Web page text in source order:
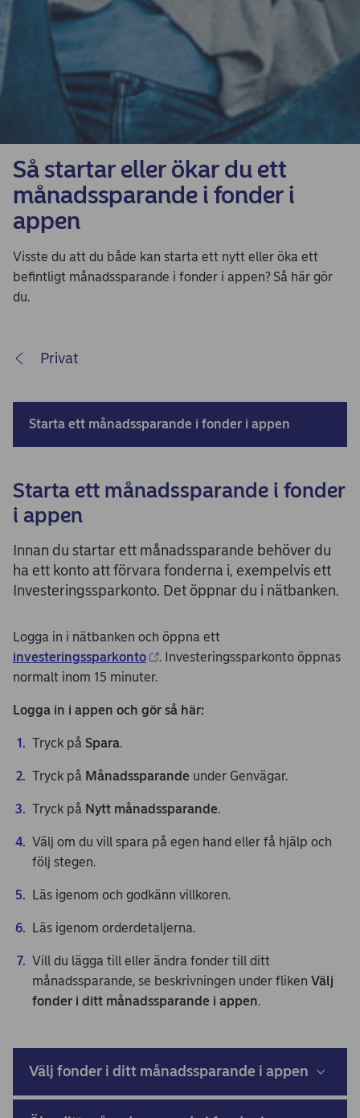
Så startar eller ökar du ett
månadssparande i fonder i
appen
Visste du att du både kan starta ett nytt eller öka ett
befintligt månadssparande i fonder i appen? Så här gör
du.
Privat
Starta ett månadssparande i fonder i appen
Starta ett månadssparande i fonder
i appen
Innan du startar ett månadssparande behöver du
ha ett konto att förvara fonderna i, exempelvis ett
Investeringssparkonto. Det öppnar du i nätbanken.
Logga in i nätbanken och öppna ett
investeringssparkonto
. Investeringssparkonto öppnas
normalt inom 15 minuter.
Logga in i appen och gör så här:
Tryck på Spara.
Tryck på Månadssparande under Genvägar.
Tryck på Nytt månadssparande.
Välj om du vill spara på egen hand eller få hjälp och
följ stegen.
Läs igenom och godkänn villkoren.
Läs igenom orderdetaljerna.
Vill du lägga till eller ändra fonder till ditt
månadssparande, se beskrivningen under fliken Välj
fonder i ditt månadssparande i appen.
Välj fonder i ditt månadssparande i appen